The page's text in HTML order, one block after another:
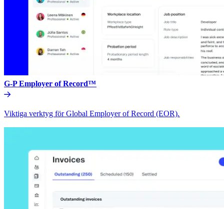
G-P Employer of Record™​​
Viktiga verktyg för Global Employer of Record (EOR).​​